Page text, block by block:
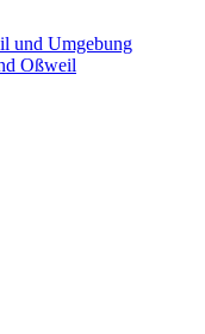
und Umgebung
Oßweil